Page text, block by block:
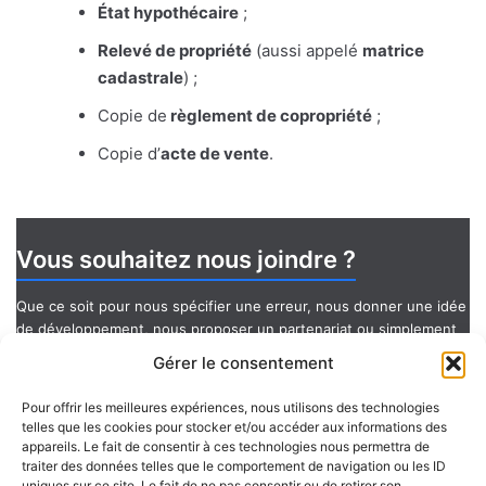
Gérer le consentement
Pour offrir les meilleures expériences, nous utilisons des technologies
telles que les cookies pour stocker et/ou accéder aux informations des
appareils. Le fait de consentir à ces technologies nous permettra de
traiter des données telles que le comportement de navigation ou les ID
État hypothécaire ;
Relevé de propriété (aussi appelé matrice
cadastrale) ;
Copie de règlement de copropriété ;
Copie d’acte de vente.
Vous souhaitez nous joindre ?
Que ce soit pour nous spécifier une erreur, nous donner une idée
de développement, nous proposer un partenariat ou simplement
Contactez-nous !